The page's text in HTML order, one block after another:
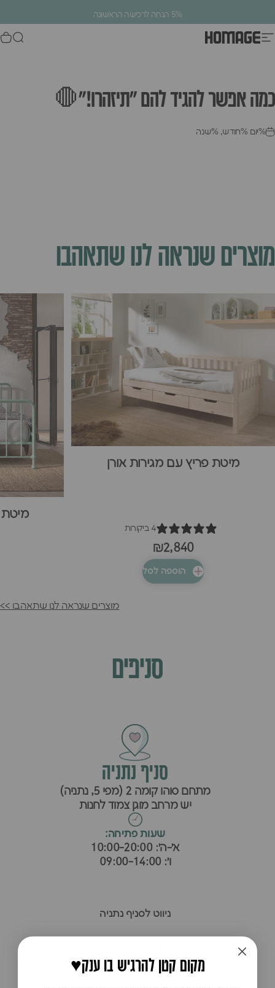
5% הנחה לרכישה הראשונה
ניווט באתר
Homage Design
כמהאפשרלהגידלהם"תיזהרו!"🛑
%יום %חודש, %שנה
מוצרים שנראהלנו שתאהבו
מיטת פריץ עם מגירות אורן
4 ביקורות
₪2,840
הוספה לסל
מיטת
מוצרים שנראה לנו שתאהבו >>
סניפים
סניף נתניה
מתחם סוהו קומה 2 (מפי 5, נתניה)
יש מרחב מוגן צמוד לחנות
שעות פתיחה:
א׳-ה׳: 10:00-20:00
ו׳: 09:00-14:00
ניווט לסניף נתניה
♥️מקום קטן להרגיש בו ענק